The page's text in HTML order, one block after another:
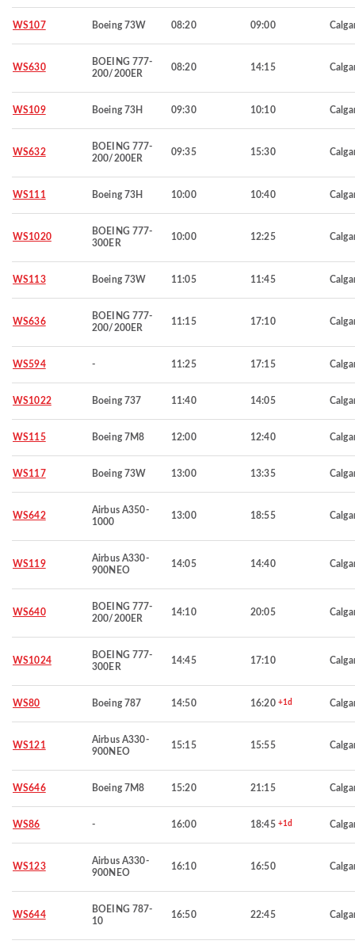
WS107 Boeing 73W 08:20 09:00
WS630
BOEING 777-
200/200ER
08:20 14:15
WS109 Boeing 73H 09:30 10:10
WS632
BOEING 777-
200/200ER
09:35 15:30
WS111 Boeing 73H 10:00 10:40
WS1020
BOEING 777-
300ER
10:00 12:25
WS113 Boeing 73W 11:05 11:45
WS636
BOEING 777-
200/200ER
11:15 17:10
WS594 - 11:25 17:15
WS1022 Boeing 737 11:40 14:05
WS115 Boeing 7M8 12:00 12:40
WS117 Boeing 73W 13:00 13:35
WS642
Airbus A350-
1000
13:00 18:55
WS119
Airbus A330-
900NEO
14:05 14:40
WS640
BOEING 777-
200/200ER
14:10 20:05
WS1024
BOEING 777-
300ER
14:45 17:10
WS80 Boeing 787 14:50 16:20 +1d
WS121
Airbus A330-
900NEO
15:15 15:55
WS646 Boeing 7M8 15:20 21:15
WS86 - 16:00 18:45 +1d
WS123
Airbus A330-
900NEO
16:10 16:50
WS644
BOEING 787-
10
16:50 22:45